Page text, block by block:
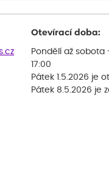
Otevírací doba:
Pondělí až sobota
17:00
Pátek 1.5.2026 je
Pátek 8.5.2026 je